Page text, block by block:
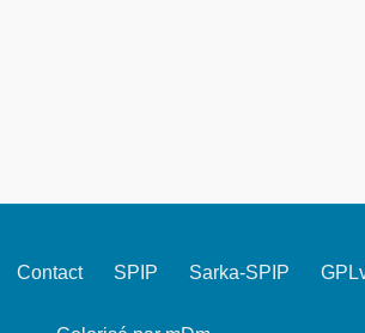
Contact SPIP Sarka-SPIP